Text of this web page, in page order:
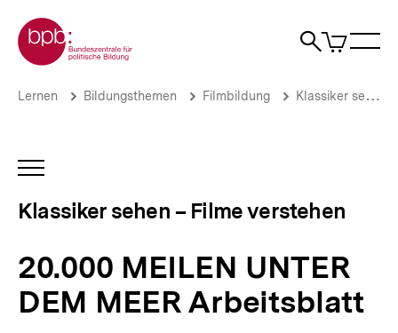
zum
Seiteninhalt
springen
Zur Startseite der bpb
Suche
Artikel
im
20.000
MEER
Arbeitsblatt
Klassiker
Filme
verstehen
Brotkrümelnavigation
Pfadnavigation
Lernen Bildungsthemen Filmbildung Klassiker sehen – Filme verstehen
INHALTSNAVIGATION
Klassiker sehen – Filme verstehen
20.000 MEILEN UNTER
DEM MEER Arbeitsblatt